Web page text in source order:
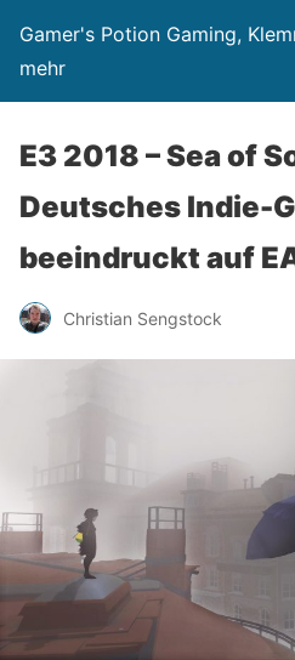
Gamer's Potion Gaming,
mehr
E3 2018 – Sea of
Deutsches Indie-
beeindruckt auf
Christian Sengstock